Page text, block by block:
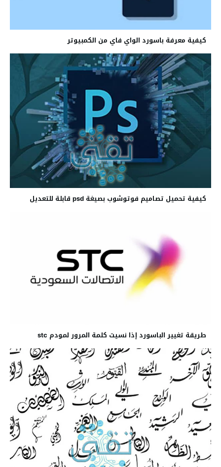
كيفية معرفة باسورد الواي فاي من الكمبيوتر
كيفية تحميل تصاميم فوتوشوب بصيغة psd قابلة للتعديل
طريقة تغيير الباسورد إذا نسيت كلمة المرور لمودم stc